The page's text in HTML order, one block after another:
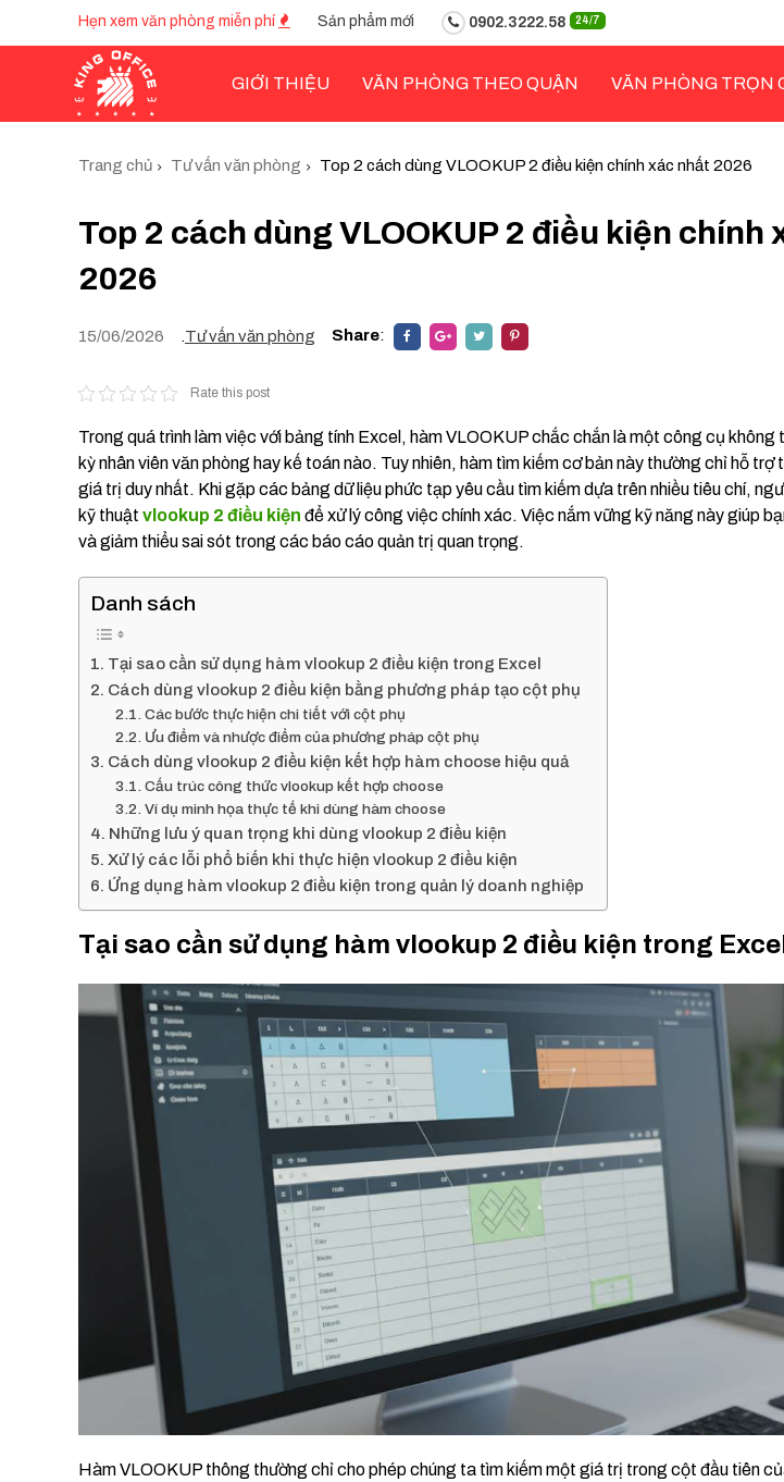
Hẹn xem văn phòng miễn phí Sản phẩm mới 0902.3222.58 24/7
GIỚI THIỆU VĂN PHÒNG THEO QUẬN VĂN PHÒNG TRỌN
Trang chủ Tư vấn văn phòng Top 2 cách dùng VLOOKUP 2 điều kiện chính xác nhất 2026
Top 2 cách dùng VLOOKUP 2 điều kiện chính
2026
15/06/2026 .Tư vấn văn phòng Share:
Rate this post
Trong quá trình làm việc với bảng tính Excel, hàm VLOOKUP chắc chắn là một công cụ không
kỳ nhân viên văn phòng hay kế toán nào. Tuy nhiên, hàm tìm kiếm cơ bản này thường chỉ hỗ
giá trị duy nhất. Khi gặp các bảng dữ liệu phức tạp yêu cầu tìm kiếm dựa trên nhiều tiêu chí,
kỹ thuật vlookup 2 điều kiện để xử lý công việc chính xác. Việc nắm vững kỹ năng này giúp
và giảm thiểu sai sót trong các báo cáo quản trị quan trọng.
Danh sách
Tại sao cần sử dụng hàm vlookup 2 điều kiện trong Excel
Cách dùng vlookup 2 điều kiện bằng phương pháp tạo cột phụ
Các bước thực hiện chi tiết với cột phụ
Ưu điểm và nhược điểm của phương pháp cột phụ
Cách dùng vlookup 2 điều kiện kết hợp hàm choose hiệu quả
Cấu trúc công thức vlookup kết hợp choose
Ví dụ minh họa thực tế khi dùng hàm choose
Những lưu ý quan trọng khi dùng vlookup 2 điều kiện
Xử lý các lỗi phổ biến khi thực hiện vlookup 2 điều kiện
Ứng dụng hàm vlookup 2 điều kiện trong quản lý doanh nghiệp
Tại sao cần sử dụng hàm vlookup 2 điều kiện trong
Hàm VLOOKUP thông thường chỉ cho phép chúng ta tìm kiếm một giá trị trong cột đầu tiên